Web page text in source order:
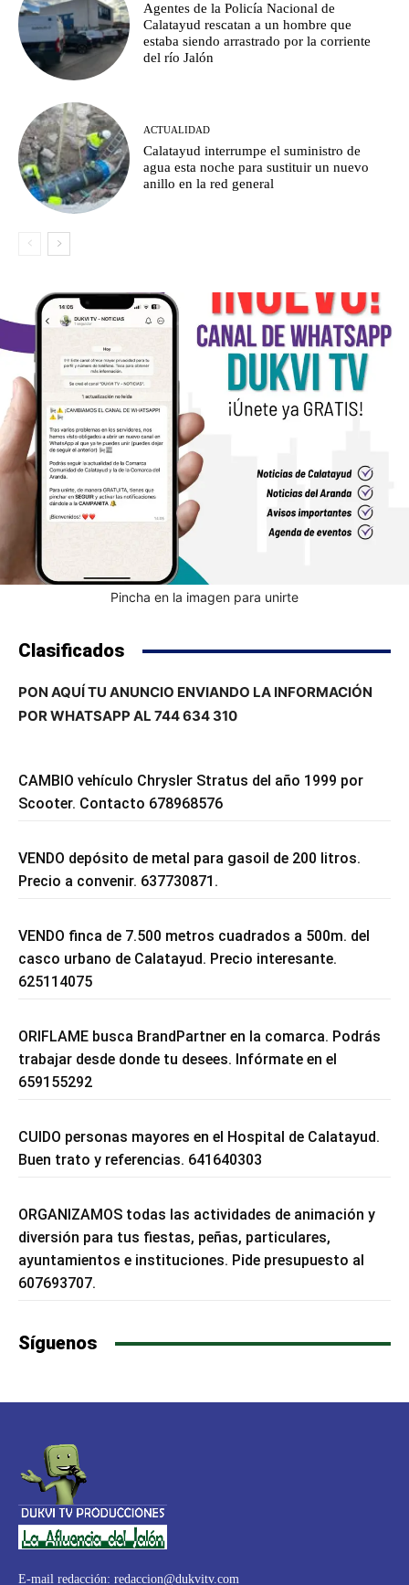
Agentes de la Policía Nacional de
Calatayud rescatan a un hombre que
estaba siendo arrastrado por la corriente
del río Jalón
ACTUALIDAD
Calatayud interrumpe el suministro de
agua esta noche para sustituir un nuevo
anillo en la red general
Pincha en la imagen para unirte
Clasificados
PON AQUÍ TU ANUNCIO ENVIANDO LA INFORMACIÓN
POR WHATSAPP AL 744 634 310
CAMBIO vehículo Chrysler Stratus del año 1999 por
Scooter. Contacto 678968576
VENDO depósito de metal para gasoil de 200 litros.
Precio a convenir. 637730871.
VENDO finca de 7.500 metros cuadrados a 500m. del
casco urbano de Calatayud. Precio interesante.
625114075
ORIFLAME busca BrandPartner en la comarca. Podrás
trabajar desde donde tu desees. Infórmate en el
659155292
CUIDO personas mayores en el Hospital de Calatayud.
Buen trato y referencias. 641640303
ORGANIZAMOS todas las actividades de animación y
diversión para tus fiestas, peñas, particulares,
ayuntamientos e instituciones. Pide presupuesto al
607693707.
Síguenos
E-mail redacción: redaccion@dukvitv.com